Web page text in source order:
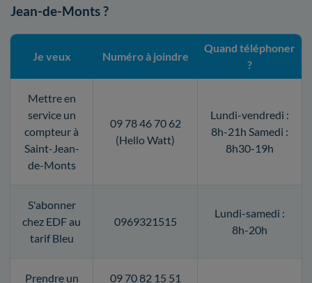
Jean-de-Monts ?
Je veux Numéro à joindre
Quand téléphoner
?
Mettre en
service un
compteur à
Saint-Jean-
de-Monts
09 78 46 70 62
(Hello Watt)
Lundi-vendredi :
8h-21h Samedi :
8h30-19h
S'abonner
chez EDF au
tarif Bleu
0969321515
Lundi-samedi :
8h-20h
Prendre un
09 70 82 15 51